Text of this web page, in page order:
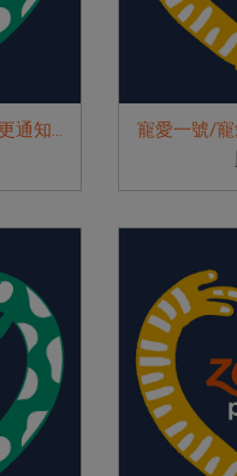
寵愛2號 / 寵愛4號 包裝變更通知(2023...